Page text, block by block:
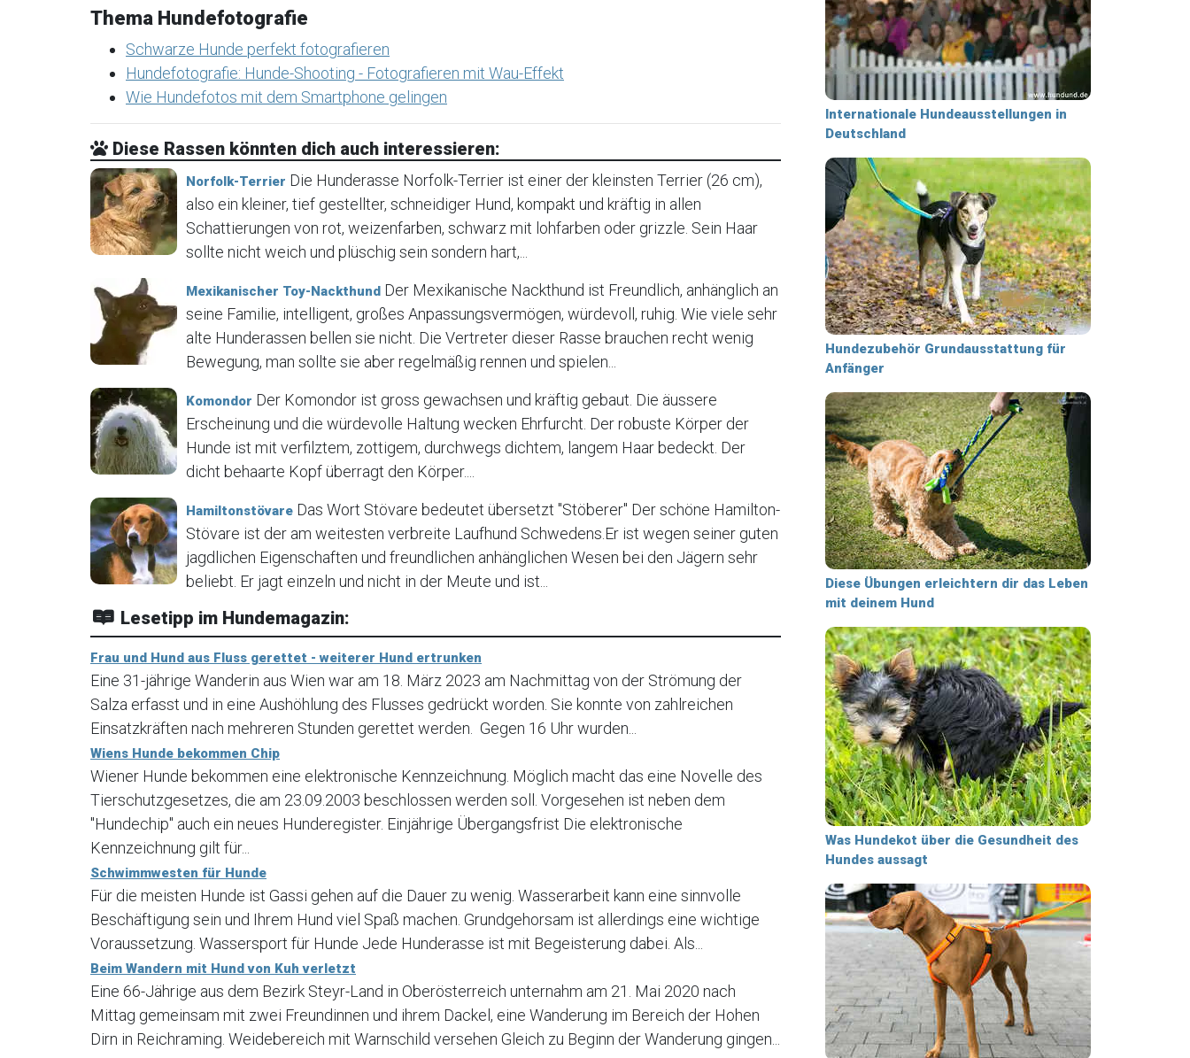
Thema Hundefotografie
Schwarze Hunde perfekt fotografieren
Hundefotografie: Hunde-Shooting - Fotografieren mit Wau-Effekt
Wie Hundefotos mit dem Smartphone gelingen
Diese Rassen könnten dich auch interessieren:
Norfolk-Terrier Die Hunderasse Norfolk-Terrier ist einer der kleinsten Terrier (26 cm),
also ein kleiner, tief gestellter, schneidiger Hund, kompakt und kräftig in allen
Schattierungen von rot, weizenfarben, schwarz mit lohfarben oder grizzle. Sein Haar
sollte nicht weich und plüschig sein sondern hart,...
Mexikanischer Toy-Nackthund Der Mexikanische Nackthund ist Freundlich, anhänglich an
seine Familie, intelligent, großes Anpassungsvermögen, würdevoll, ruhig. Wie viele sehr
alte Hunderassen bellen sie nicht. Die Vertreter dieser Rasse brauchen recht wenig
Bewegung, man sollte sie aber regelmäßig rennen und spielen...
Komondor Der Komondor ist gross gewachsen und kräftig gebaut. Die äussere
Erscheinung und die würdevolle Haltung wecken Ehrfurcht. Der robuste Körper der
Hunde ist mit verfilztem, zottigem, durchwegs dichtem, langem Haar bedeckt. Der
dicht behaarte Kopf überragt den Körper....
Hamiltonstövare Das Wort Stövare bedeutet übersetzt "Stöberer" Der schöne Hamilton-
Stövare ist der am weitesten verbreite Laufhund Schwedens.Er ist wegen seiner guten
jagdlichen Eigenschaften und freundlichen anhänglichen Wesen bei den Jägern sehr
beliebt. Er jagt einzeln und nicht in der Meute und ist...
Lesetipp im Hundemagazin:
Frau und Hund aus Fluss gerettet - weiterer Hund ertrunken
Eine 31-jährige Wanderin aus Wien war am 18. März 2023 am Nachmittag von der Strömung der
Salza erfasst und in eine Aushöhlung des Flusses gedrückt worden. Sie konnte von zahlreichen
Einsatzkräften nach mehreren Stunden gerettet werden. Gegen 16 Uhr wurden...
Wiens Hunde bekommen Chip
Wiener Hunde bekommen eine elektronische Kennzeichnung. Möglich macht das eine Novelle des
Tierschutzgesetzes, die am 23.09.2003 beschlossen werden soll. Vorgesehen ist neben dem
"Hundechip" auch ein neues Hunderegister. Einjährige Übergangsfrist Die elektronische
Kennzeichnung gilt für...
Schwimmwesten für Hunde
Für die meisten Hunde ist Gassi gehen auf die Dauer zu wenig. Wasserarbeit kann eine sinnvolle
Beschäftigung sein und Ihrem Hund viel Spaß machen. Grundgehorsam ist allerdings eine wichtige
Voraussetzung. Wassersport für Hunde Jede Hunderasse ist mit Begeisterung dabei. Als...
Beim Wandern mit Hund von Kuh verletzt
Eine 66-Jährige aus dem Bezirk Steyr-Land in Oberösterreich unternahm am 21. Mai 2020 nach
Mittag gemeinsam mit zwei Freundinnen und ihrem Dackel, eine Wanderung im Bereich der Hohen
Dirn in Reichraming. Weidebereich mit Warnschild versehen Gleich zu Beginn der Wanderung gingen...
Internationale Hundeausstellungen in
Deutschland
Hundezubehör Grundausstattung für
Anfänger
Diese Übungen erleichtern dir das Leben
mit deinem Hund
Was Hundekot über die Gesundheit des
Hundes aussagt